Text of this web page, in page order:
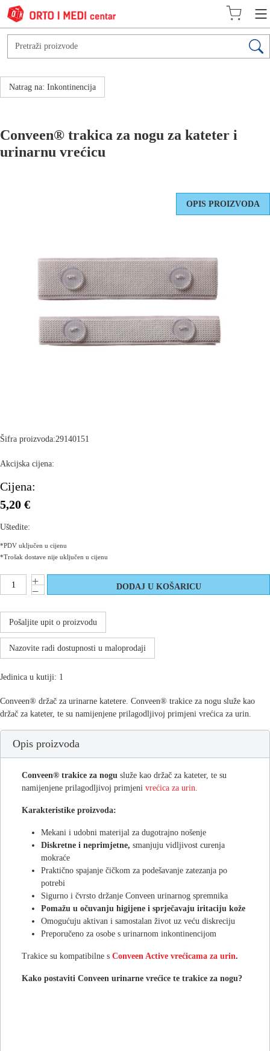
Natrag na: Inkontinencija
Conveen® trakica za nogu za kateter i
urinarnu vrećicu
OPIS PROIZVODA
Šifra proizvoda:29140151
Akcijska cijena:
Cijena:
5,20 €
Uštedite:
*PDV uključen u cijenu
*Trošak dostave nije uključen u cijenu
Pošaljite upit o proizvodu
Nazovite radi dostupnosti u maloprodaji
Jedinica u kutiji: 1
Conveen® držač za urinarne katetere. Conveen® trakice za nogu služe kao
držač za kateter, te su namijenjene prilagodljivoj primjeni vrećica za urin.
Opis proizvoda
Conveen® trakice za nogu služe kao držač za kateter, te su
namijenjene prilagodljivoj primjeni vrećica za urin.
Karakteristike proizvoda:
Mekani i udobni materijal za dugotrajno nošenje
Diskretne i neprimjetne, smanjuju vidljivost curenja
mokraće
Praktično spajanje čičkom za podešavanje zatezanja po
potrebi
Sigurno i čvrsto držanje Conveen urinarnog spremnika
Pomažu u očuvanju higijene i sprječavaju iritaciju kože
Omogućuju aktivan i samostalan život uz veću diskreciju
Preporučeno za osobe s urinarnom inkontinencijom
Trakice su kompatibilne s Conveen Active vrećicama za urin.
Kako postaviti Conveen urinarne vrećice te trakice za nogu?